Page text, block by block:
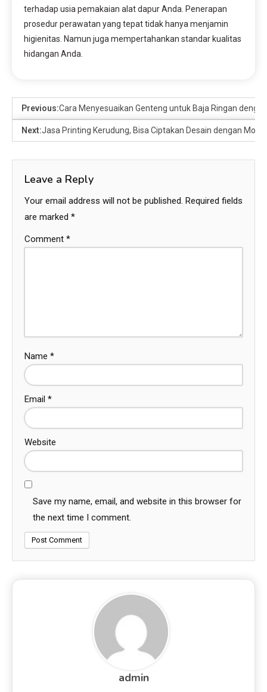
terhadap usia pemakaian alat dapur Anda. Penerapan
prosedur perawatan yang tepat tidak hanya menjamin
higienitas. Namun juga mempertahankan standar kualitas
hidangan Anda.
Previous:Cara Menyesuaikan Genteng untuk Baja Ringan
Next:Jasa Printing Kerudung, Bisa Ciptakan Desain dengan
Leave a Reply
Your email address will not be published. Required fields
are marked *
Comment *
Name *
Email *
Website
Save my name, email, and website in this browser for
the next time I comment.
admin